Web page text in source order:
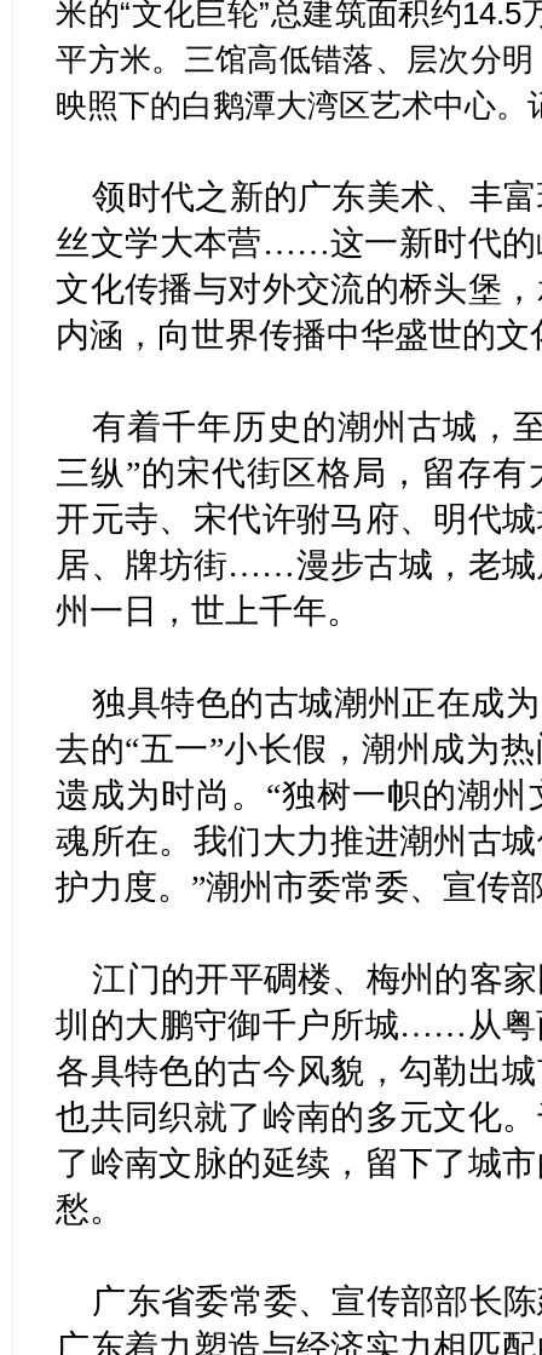
米的“文化巨轮”总建筑面积约
平方米。三馆高低错落、层次分
映照下的白鹅潭大湾区艺术中心。
领时代之新的广东美术、丰
丝文学大本营……这一新时代的
文化传播与对外交流的桥头堡
内涵，向世界传播中华盛世的文
有着千年历史的潮州古城，
三纵”的宋代街区格局，留存
开元寺、宋代许驸马府、明代
居、牌坊街……漫步古城，老城
州一日，世上千年。
独具特色的古城潮州正在成
去的“五一”小长假，潮州成为
遗成为时尚。“独树一帜的潮
魂所在。我们大力推进潮州古
护力度。”潮州市委常委、宣传
江门的开平碉楼、梅州的客
圳的大鹏守御千户所城……从粤
各具特色的古今风貌，勾勒出
也共同织就了岭南的多元文化
了岭南文脉的延续，留下了城
愁。
广东省委常委、宣传部部长
广东着力塑造与经济实力相匹